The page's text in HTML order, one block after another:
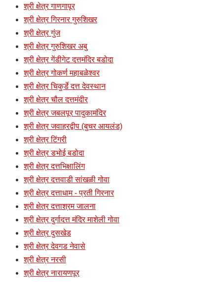
श्री क्षेत्र गाणगापूर
श्री क्षेत्र गिरनार गुरुशिखर
श्री क्षेत्र गुंज
श्री क्षेत्र गुरुशिखर अबु
श्री क्षेत्र गेंडीगेट दत्तमंदिर बडोदा
श्री क्षेत्र गोकर्ण महाबळेश्वर
श्री क्षेत्र चिकुर्डे दत्त देवस्थान
श्री क्षेत्र चौल दत्तमंदीर
श्री क्षेत्र जबलपूर पादुकामंदिर
श्री क्षेत्र जवाहरद्वीप (बुचर आयलंड)
श्री क्षेत्र टिंगरी
श्री क्षेत्र डभोई बडोदा
श्री क्षेत्र दत्तभिक्षालिंग
श्री क्षेत्र दत्तवाडी सांखळी गोवा
श्री क्षेत्र दत्ताधाम - प्रती गिरनार
श्री क्षेत्र दत्ताश्रम जालना
श्री क्षेत्र दुर्गादत्त मंदिर माशेली गोवा
श्री क्षेत्र दुसखेड
श्री क्षेत्र देवगड नेवासे
श्री क्षेत्र नरसी
श्री क्षेत्र नारायणपूर